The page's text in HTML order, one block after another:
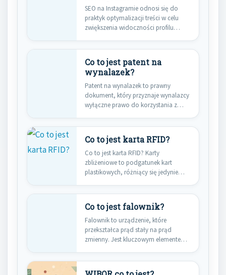
SEO na Instagramie odnosi się do
praktyk optymalizacji treści w celu
zwiększenia widoczności profilu
Co to jest patent na
wynalazek?
Patent na wynalazek to prawny
dokument, który przyznaje wynalazcy
wyłączne prawo do korzystania z
Co to jest karta RFID?
Co to jest karta RFID? Karty
zbliżeniowe to podgatunek kart
plastikowych, różniący się jedynie
Co to jest falownik?
Falownik to urządzenie, które
przekształca prąd stały na prąd
zmienny. Jest kluczowym elementem